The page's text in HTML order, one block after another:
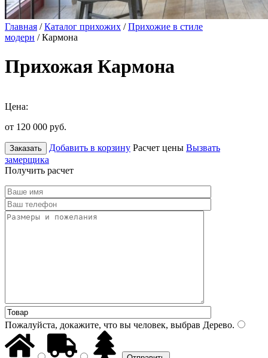
Главная /Каталог прихожих /Прихожие в стиле
модерн / Кармона
Прихожая Кармона
Цена:
от 120 000 руб.
Заказать Добавить в корзину Расчет цены Вызвать
замерщика
Получить расчет
Пожалуйста, докажите, что вы человек, выбрав Дерево.